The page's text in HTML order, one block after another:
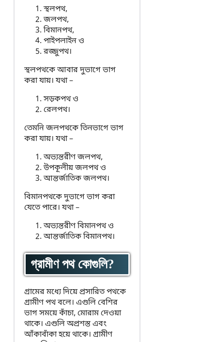
স্থলপথ,
জলপথ,
বিমানপথ,
পাইপলাইন ও
রজ্জুপথ।
স্থলপথকে আবার দুভাগে ভাগ
করা যায়। যথা –
সড়কপথ ও
রেলপথ।
তেমনি জলপথকে তিনভাগে ভাগ
করা যায়। যথা –
অভ্যন্তরীণ জলপথ,
উপকূলীয় জলপথ ও
আন্তর্জাতিক জলপথ।
বিমানপথকে দুভাগে ভাগ করা
যেতে পারে। যথা –
অভ্যন্তরীণ বিমানপথ ও
আন্তর্জাতিক বিমানপথ।
গ্রামীণ পথ কোগুলি?
গ্রামের মধ্যে দিয়ে প্রসারিত পথকে
গ্রামীণ পথ বলে। এগুলি বেশির
ভাগ সময়ে কাঁচা, মোরাম দেওয়া
থাকে। এগুলি অপ্রশস্ত এবং
আঁকাবাঁকা হয়ে থাকে। গ্রামীণ